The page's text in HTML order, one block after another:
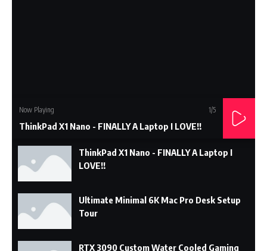
Now Playing 1/5
ThinkPad X1 Nano - FINALLY A Laptop I LOVE!!
ThinkPad X1 Nano - FINALLY A Laptop I
LOVE!!
Ultimate Minimal 6K Mac Pro Desk Setup
Tour
RTX 3090 Custom Water Cooled Gaming